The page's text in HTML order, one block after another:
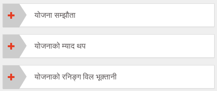
योजना सम्झौता
योजनाको म्याद थप
योजनाको रनिङ्ग विल भूक्तानी